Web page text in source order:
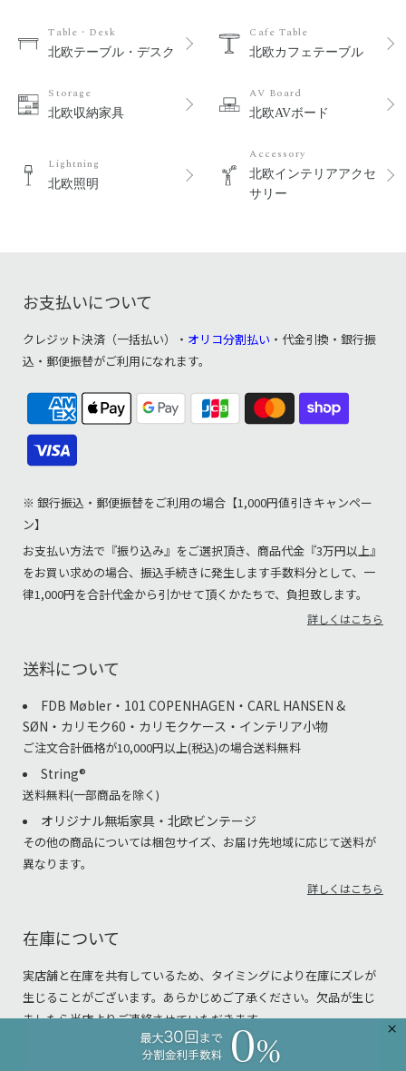
×
Table・Desk
北欧テーブル・デスク
Cafe Table
北欧カフェテーブル
Storage
北欧収納家具
AV Board
北欧AVボード
Lightning
北欧照明
Accessory
北欧インテリアアクセ
サリー
お支払いについて
クレジット決済（一括払い）・ オリコ分割払い ・代金引換・銀行振
込・郵便振替がご利用になれます。
※ 銀行振込・郵便振替をご利用の場合【1,000円値引きキャンペー
ン】
お支払い方法で『振り込み』をご選択頂き、商品代金『3万円以上』
をお買い求めの場合、振込手続きに発生します手数料分として、一
律1,000円を合計代金から引かせて頂くかたちで、負担致します。
詳しくはこちら
送料について
FDB Møbler・101 COPENHAGEN・CARL HANSEN &
SØN・カリモク60・カリモクケース・インテリア小物
ご注文合計価格が10,000円以上(税込)の場合送料無料
String®︎
送料無料(一部商品を除く)
オリジナル無垢家具・北欧ビンテージ
その他の商品については梱包サイズ、お届け先地域に応じて送料が
異なります。
詳しくはこちら
在庫について
実店舗と在庫を共有しているため、タイミングにより在庫にズレが
生じることがございます。あらかじめご了承ください。欠品が生じ
ましたら当店よりご連絡させていただきます。